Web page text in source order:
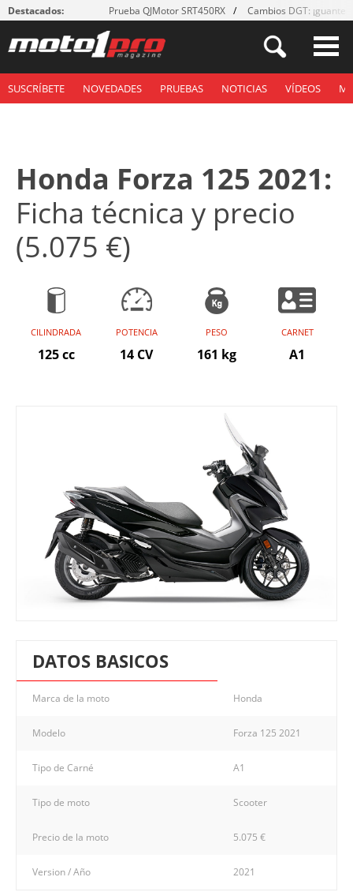
Destacados: Prueba QJMotor SRT450RX Cambios DGT: ¡guantes!
SUSCRÍBETE NOVEDADES PRUEBAS NOTICIAS VÍDEOS
Honda Forza 125 2021:
Ficha técnica y precio
(5.075 €)
CILINDRADA
125 cc
POTENCIA
14 CV
PESO
161 kg
CARNET
A1
DATOS BASICOS
Marca de la moto Honda
Modelo Forza 125 2021
Tipo de Carné A1
Tipo de moto Scooter
Precio de la moto 5.075 €
Version / Año 2021